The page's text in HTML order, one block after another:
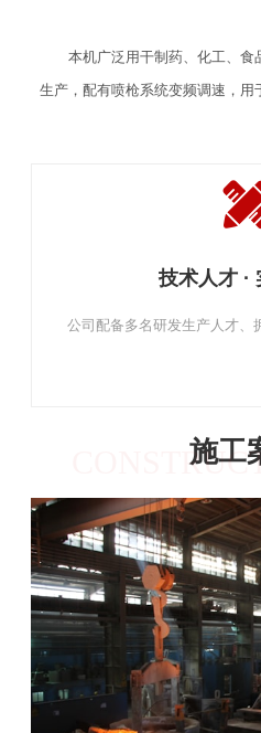
本机广泛用干制药、化工、
生产，配有喷枪系统变频调速，用
经验丰富
公司立足于业内多年，拥有丰
施工